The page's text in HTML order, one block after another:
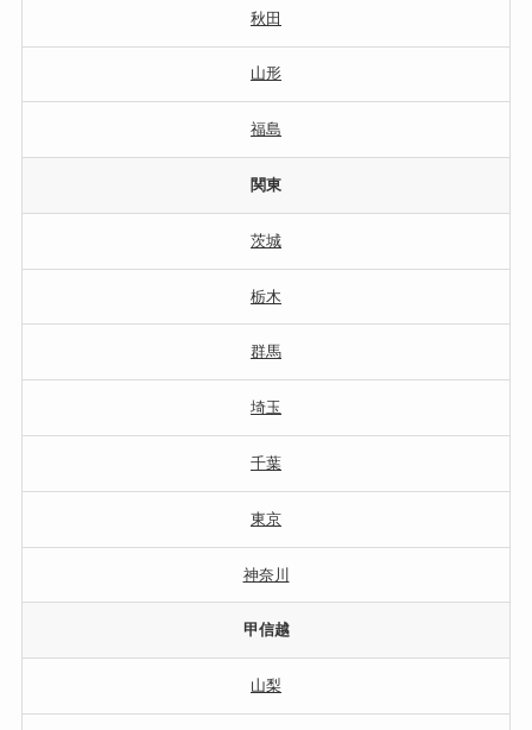
秋田
山形
福島
関東
茨城
栃木
群馬
埼玉
千葉
東京
神奈川
甲信越
山梨